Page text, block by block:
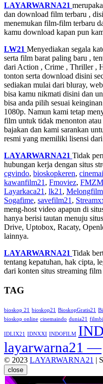
LAYARWARNA21
dan download film terbaru ,
menemukan film-film terbaru
kamu download kapan pun
LW21 Menyediakan segala
serta film barat paling baru ,
dari Action , Crime , Thriller ,
tonton serta download disini
sediakan mulai dari bluray,
bisa kamu nikmati disini dan
bisa anda pilih sesuai
1080p. Namun kami tetap
film untuk tidak menonton
bajakan dan kami sarankan
resmi yang memiliki lisensi
LAYARWARNA21 Tidak
hubungan kerja dengan situs
cgvindo, bioskopkeren,
kawanfilm21 , Fmoviez, FMZM
Layarkaca21 , lk21 , Melongfilm
Sogafime, savefilm21 ,
meng-host video apapun di
hanya berisi tautan menuju
Drive, Uptobox, Racaty,
lainnya.
LAYARWARNA21 Tidak
tentang kepatuhan, hak cipta,
dari konten situs streaming
TAG
bioskop 21 bioskop21 BioskopGratis21
bioskop online cinemaindo dunia21
IDLIX21 IDNXXI INDOFILM
layarwarna21 —
© 2023 LAYARWARNA21 |
close